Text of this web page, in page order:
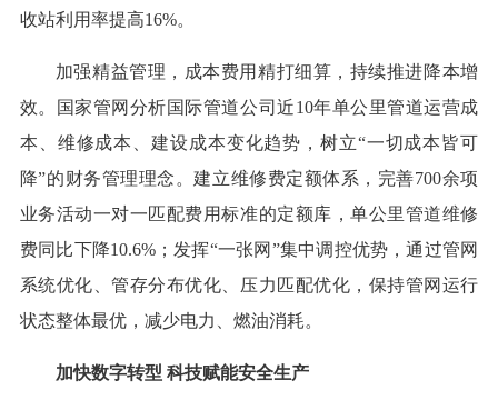
收站利用率提高16%。
加强精益管理，成本费用精打细算，持续推进降本增
效。国家管网分析国际管道公司近10年单公里管道运营成
本、维修成本、建设成本变化趋势，树立“一切成本皆可
降”的财务管理理念。建立维修费定额体系，完善700余项
业务活动一对一匹配费用标准的定额库，单公里管道维修
费同比下降10.6%；发挥“一张网”集中调控优势，通过管网
系统优化、管存分布优化、压力匹配优化，保持管网运行
状态整体最优，减少电力、燃油消耗。
加快数字转型 科技赋能安全生产